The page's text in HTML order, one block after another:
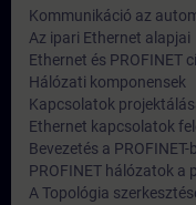
Kommunikáció az
Az ipari Ethernet alapjai
Ethernet és PROFINET
Hálózati komponensek
Kapcsolatok
Ethernet kapcsolatok
Bevezetés a PROFINET-
PROFINET hálózatok a
A Topológia